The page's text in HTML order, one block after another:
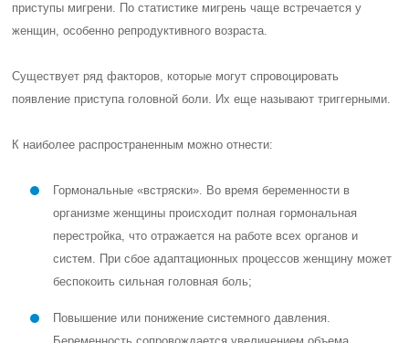
приступы мигрени. По статистике мигрень чаще встречается у
женщин, особенно репродуктивного возраста.
Существует ряд факторов, которые могут спровоцировать
появление приступа головной боли. Их еще называют триггерными.
К наиболее распространенным можно отнести:
Гормональные «встряски». Во время беременности в
организме женщины происходит полная гормональная
перестройка, что отражается на работе всех органов и
систем. При сбое адаптационных процессов женщину может
беспокоить сильная головная боль;
Повышение или понижение системного давления.